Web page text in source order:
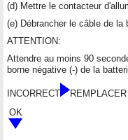
(d) Mettre le contacteur
(e) Débrancher le câble de la
ATTENTION:
Attendre au moins 90
borne négative (-) de la
INCORRECT
OK